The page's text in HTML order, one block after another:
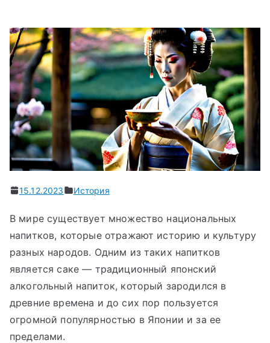
15.12.2023 История
В мире существует множество национальных
напитков, которые отражают историю и культуру
разных народов. Одним из таких напитков
является саке — традиционный японский
алкогольный напиток, который зародился в
древние времена и до сих пор пользуется
огромной популярностью в Японии и за ее
пределами.